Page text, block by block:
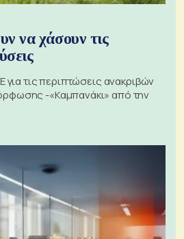
να χάσουν τις
για τις περιπτώσεις ανακριβών
-«Καμπανάκι» από την